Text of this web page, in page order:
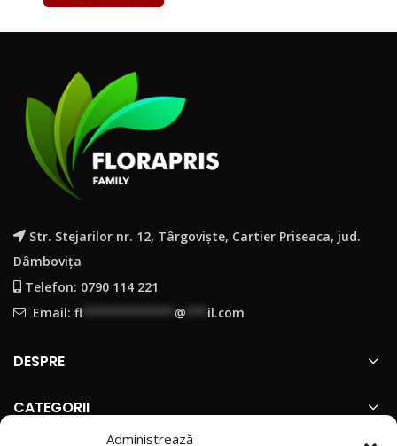
Administrează
Str. Stejarilor nr. 12, Târgoviște, Cartier Priseaca, jud.
Dâmbovița
Telefon: 0790 114 221
Email: fl @ il.com
DESPRE
CATEGORII